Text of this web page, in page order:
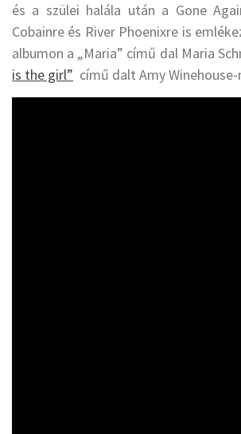
és a szülei halála után a Gone
Cobainre és River Phoenixre is
albumon a „Maria” című dal Maria
is the girl” című dalt Amy